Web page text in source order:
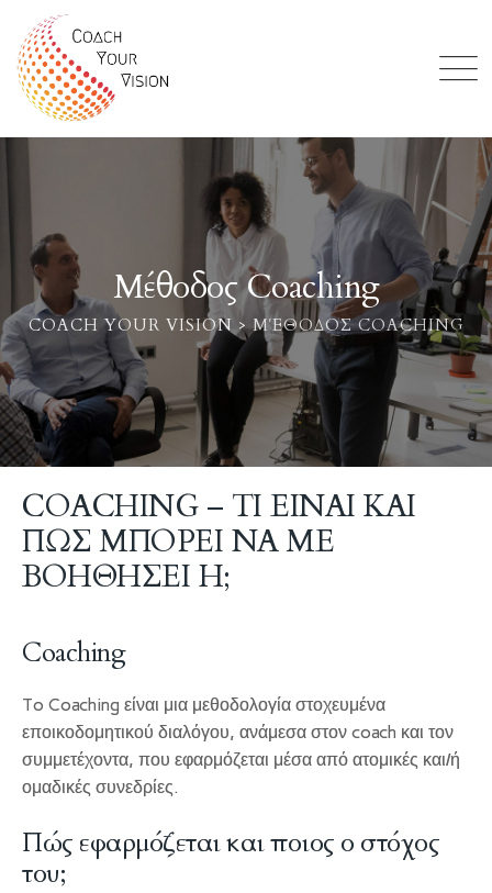
Μέθοδος Coaching
COACH YOUR VISION >ΜΈΘΟΔΟΣ COACHING
COACHING – ΤΙ ΕΙΝΑΙ ΚΑΙ
ΠΩΣ ΜΠΟΡΕΙ ΝΑ ΜΕ
ΒΟΗΘΗΣΕΙ Η;
Coaching
To Coaching είναι μια μεθοδολογία στοχευμένα
εποικοδομητικού διαλόγου, ανάμεσα στον coach και τον
συμμετέχοντα, που εφαρμόζεται μέσα από ατομικές και/ή
ομαδικές συνεδρίες.
Πώς εφαρμόζεται και ποιος ο στόχος
του;